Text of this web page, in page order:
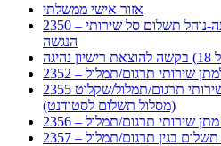
אזור אישי ממשלתי
2350 – מידע לסטודנט עם לקות שמיעה-נוהל תשלום סל שירותי
הנגשה
למתן שירותי תרגום/תמלול
2355 דרישה לתשלום עבור מתן שירותי תרגום/תמלול/שקלוט
(מסלול תשלום לסטודנט)
מתן שירותי תרגום/תמלול
תשלום בגין תרגום/תמלול